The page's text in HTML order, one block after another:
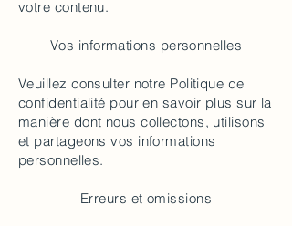
votre contenu.
Vos informations personnelles
Veuillez consulter notre Politique de
confidentialité pour en savoir plus sur la
manière dont nous collectons, utilisons
et partageons vos informations
personnelles.
Erreurs et omissions